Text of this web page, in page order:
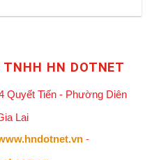
TNHH HN DOTNET
Quyết Tiến - Phường Diên
Lai
-